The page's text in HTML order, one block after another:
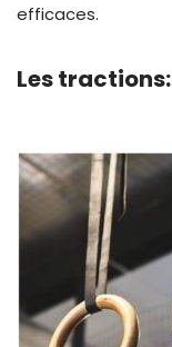
efficaces.
Les tractions: